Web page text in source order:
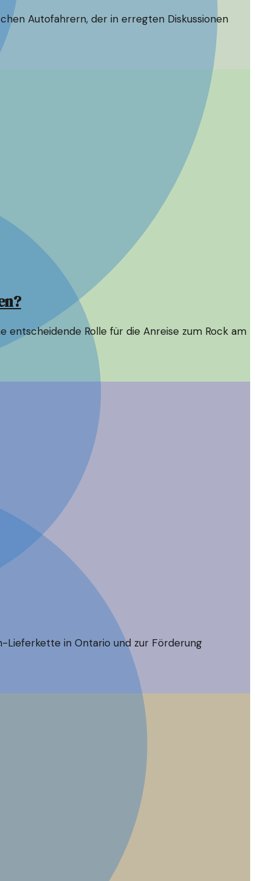
Autofahrern, der in erregten Diskussionen
Rolle für die Anreise zum Rock am
Lieferkette in Ontario und zur Förderung